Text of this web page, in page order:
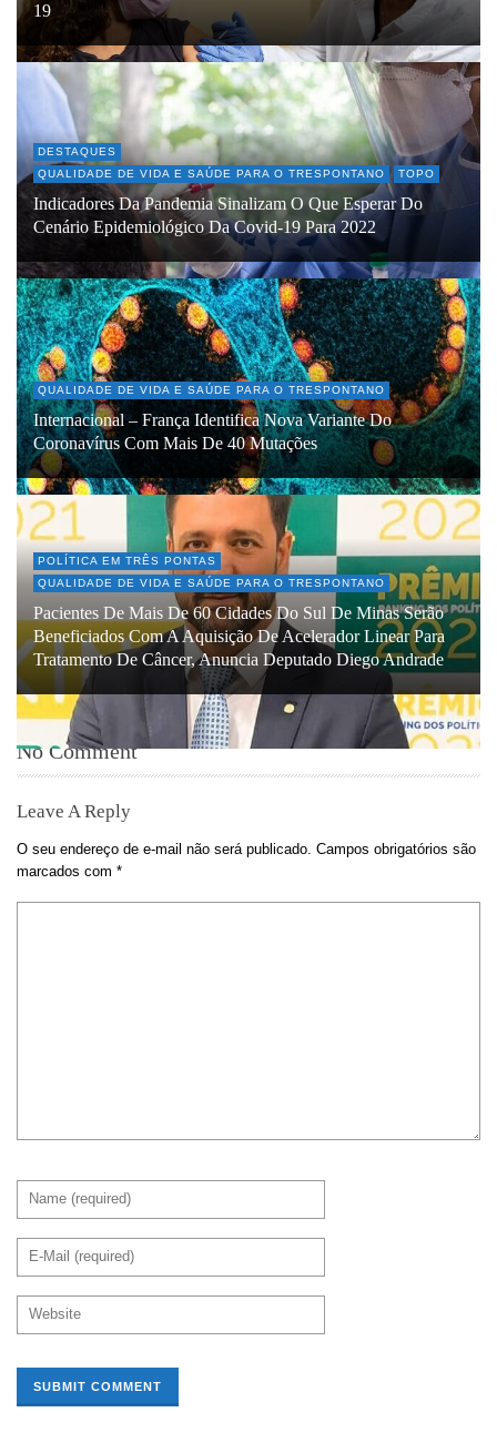
19
DESTAQUES
QUALIDADE DE VIDA E SAÚDE PARA O TRESPONTANO
TOPO
Indicadores Da Pandemia Sinalizam O Que Esperar Do
Cenário Epidemiológico Da Covid-19 Para 2022
QUALIDADE DE VIDA E SAÚDE PARA O TRESPONTANO
Internacional – França Identifica Nova Variante Do
Coronavírus Com Mais De 40 Mutações
POLÍTICA EM TRÊS PONTAS
QUALIDADE DE VIDA E SAÚDE PARA O TRESPONTANO
Pacientes De Mais De 60 Cidades Do Sul De Minas Serão
Beneficiados Com A Aquisição De Acelerador Linear Para
Tratamento De Câncer, Anuncia Deputado Diego Andrade
No Comment
Leave A Reply
O seu endereço de e-mail não será publicado. Campos obrigatórios são
marcados com *